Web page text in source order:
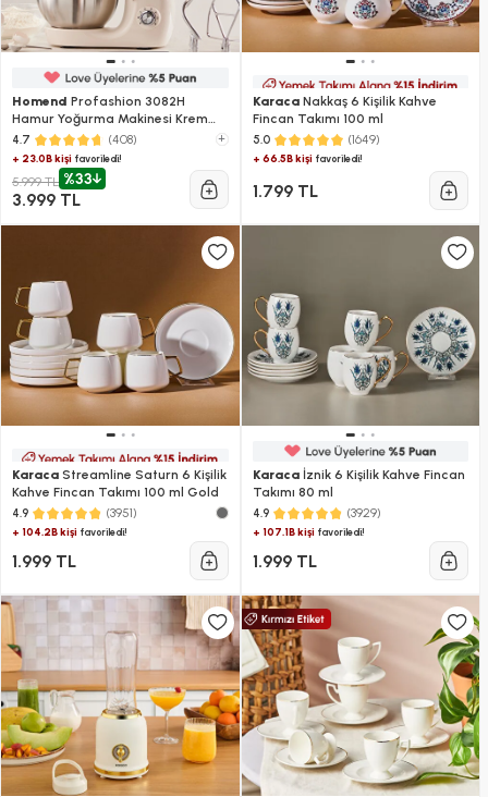
Homend Profashion 3082H
Hamur Yoğurma Makinesi Krem
1200W 5,2L
4.7 (408)
+
+ 23.0B kişi favoriledi!
5.999 TL %33
3.999 TL
KaracaNakkaş 6 Kişilik Kahve
Fincan Takımı 100 ml
5.0 (1649)
+ 66.5B kişifavoriledi!
1.799 TL
Karaca Streamline Saturn 6 Kişilik
Kahve Fincan Takımı 100 ml Gold
4.9 (3951)
+ 104.2B kişi favoriledi!
1.999 TL
Karacaİznik 6 Kişilik Kahve Fincan
Takımı 80 ml
4.9 (3929)
+ 107.1B kişifavoriledi!
1.999 TL